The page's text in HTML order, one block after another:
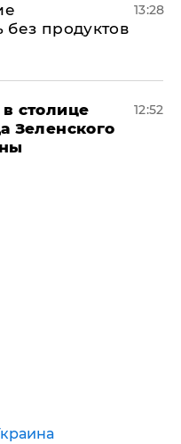
без продуктов
13:28
столице
Зеленского
12:52